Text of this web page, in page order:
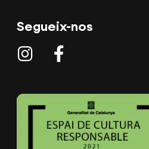
Segueix-nos